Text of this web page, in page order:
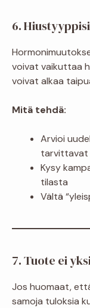
6.
voivat vaikuttaa
voivat alkaa
Mitä tehdä:
Arvioi
Kysy
tilasta
Vältä
7. Tuote ei
Jos huomaat,
samoja tuloksia